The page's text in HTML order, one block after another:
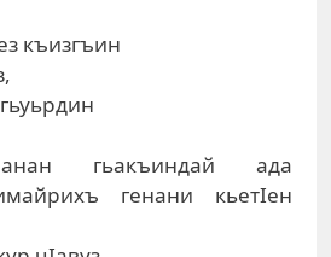
къизгъин
гьакъиндай ада
генани кьетIен